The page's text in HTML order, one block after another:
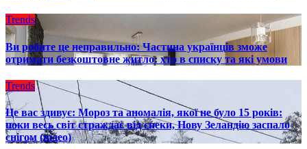
Trends
Ви робите це неправильно: Частина українців зможе
отримати безкоштовне житло: хто в списку та які умови
Trends
Це вас здивує: Мороз та аномалія, якої не було 15 років:
поки весь світ страждає від спеки, Нову Зеландію заспало
снігом (відео)